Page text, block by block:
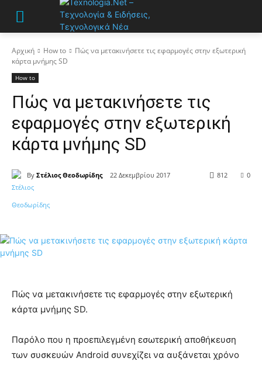
Αρχική How to
Πώς να μετακινήσετε τις εφαρμογές στην εξωτερική
κάρτα μνήμης SD
How to
Πώς να μετακινήσετε τις
εφαρμογές στην εξωτερική
κάρτα μνήμης SD
By Στέλιος Θεοδωρίδης 22 Δεκεμβρίου 2017 0
812
Πώς να μετακινήσετε τις εφαρμογές στην εξωτερική
κάρτα μνήμης SD.
Παρόλο που η προεπιλεγμένη εσωτερική αποθήκευση
των συσκευών Android συνεχίζει να αυξάνεται χρόνο